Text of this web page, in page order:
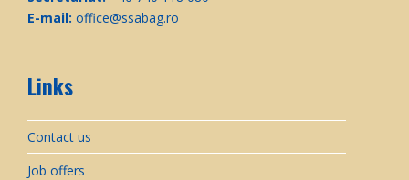
E-mail: office@ssabag.ro
Links
Contact us
Job offers